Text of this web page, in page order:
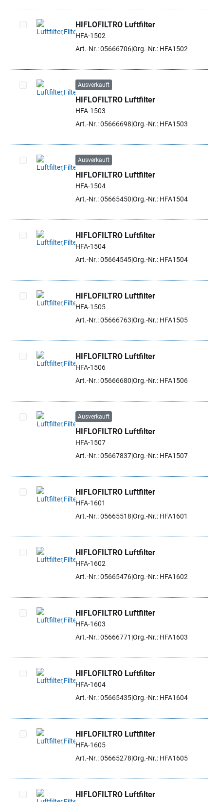
Artikel auswählen
HIFLOFILTRO Luftfilter
HFA-1502
Art.-Nr.: 05666706Org.-Nr.: HFA1502
Artikel auswählen
Ausverkauft
HIFLOFILTRO Luftfilter
HFA-1503
Art.-Nr.: 05666698 Org.-Nr.: HFA1503
Artikel auswählen
Ausverkauft
HIFLOFILTRO Luftfilter
HFA-1504
Art.-Nr.: 05665450 Org.-Nr.: HFA1504
Artikel auswählen
HIFLOFILTRO Luftfilter
HFA-1504
Art.-Nr.: 05664545Org.-Nr.: HFA1504
Artikel auswählen
HIFLOFILTRO Luftfilter
HFA-1505
Art.-Nr.: 05666763 Org.-Nr.: HFA1505
Artikel auswählen
HIFLOFILTRO Luftfilter
HFA-1506
Art.-Nr.: 05666680 Org.-Nr.: HFA1506
Artikel auswählen
Ausverkauft
HIFLOFILTRO Luftfilter
HFA-1507
Art.-Nr.: 05667837Org.-Nr.: HFA1507
Artikel auswählen
HIFLOFILTRO Luftfilter
HFA-1601
Art.-Nr.: 05665518 Org.-Nr.: HFA1601
Artikel auswählen
HIFLOFILTRO Luftfilter
HFA-1602
Art.-Nr.: 05665476Org.-Nr.: HFA1602
Artikel auswählen
HIFLOFILTRO Luftfilter
HFA-1603
Art.-Nr.: 05666771 Org.-Nr.: HFA1603
Artikel auswählen
HIFLOFILTRO Luftfilter
HFA-1604
Art.-Nr.: 05665435Org.-Nr.: HFA1604
Artikel auswählen
HIFLOFILTRO Luftfilter
HFA-1605
Art.-Nr.: 05665278 Org.-Nr.: HFA1605
HIFLOFILTRO Luftfilter